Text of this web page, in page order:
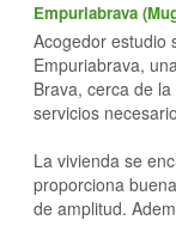
Empuriabrava
Acogedor estudio situado en la zona de Delta Muga, en
Empuriabrava,
Brava, cerca de
servicios
La vivienda se
proporciona
de amplitud.